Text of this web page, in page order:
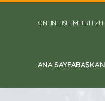
ONLİNE İŞLEMLERHIZLI
ANA SAYFABAŞKAN